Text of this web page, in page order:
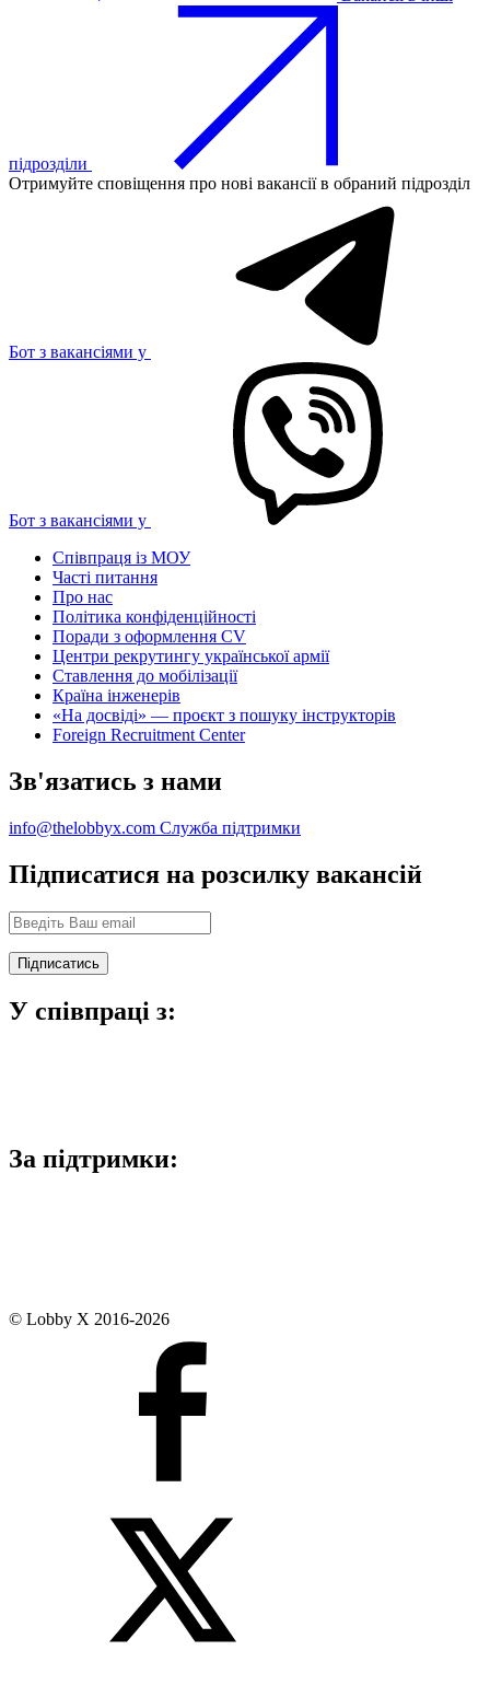
підрозділи
Отримуйте сповіщення про нові вакансії в обраний підрозділ
Бот з вакансіями у
Бот з вакансіями у
Співпраця із МОУ
Часті питання
Про нас
Політика конфіденційності
Поради з оформлення CV
Центри рекрутингу української армії
Ставлення до мобілізації
Країна інженерів
«На досвіді» — проєкт з пошуку інструкторів
Foreign Recruitment Center
Зв'язатись з нами
info@thelobbyx.com Служба підтримки
Підписатися на розсилку вакансій
У співпраці з:
За підтримки:
© Lobby X 2016-2026